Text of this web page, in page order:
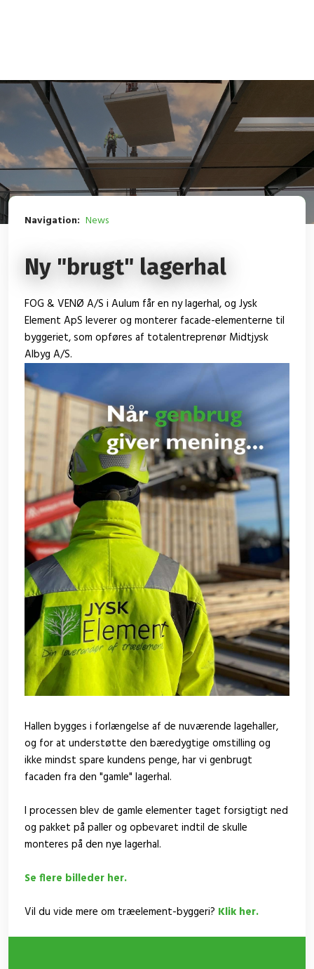
Navigation: News
Ny "brugt" lagerhal
​FOG & VENØ A/S i Aulum får en ny lagerhal, og Jysk
Element ApS leverer og monterer facade-elementerne til
byggeriet, som opføres af totalentreprenør Midtjysk
Albyg A/S.
Hallen bygges i forlængelse af de nuværende lagehaller,
og for at understøtte den bæredygtige omstilling og
ikke mindst spare kundens penge, har vi genbrugt
facaden fra den "gamle" lagerhal.
I processen blev de gamle elementer taget forsigtigt ned
og pakket på paller og opbevaret indtil de skulle
monteres på den nye lagerhal.
Se flere billeder her.
Vil du vide mere om træelement-byggeri? Klik her.